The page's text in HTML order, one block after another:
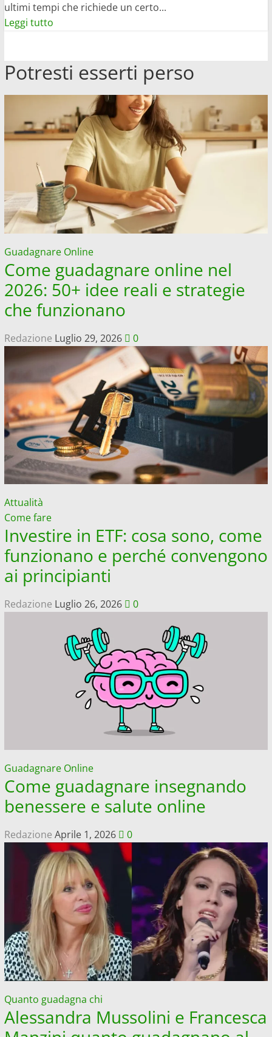
ultimi tempi che richiede un certo...
Leggi tuttoLeggi
su
Cosa
fare
per
diventare
nutrizionista:
sbocchi
lavorativi
Potresti esserti perso
Guadagnare Online
Come guadagnare online nel
2026: 50+ idee reali e strategie
che funzionano
Redazione Luglio 29, 2026 0
Attualità
Come fare
Investire in ETF: cosa sono, come
funzionano e perché convengono
ai principianti
Redazione Luglio 26, 2026 0
Guadagnare Online
Come guadagnare insegnando
benessere e salute online
Redazione Aprile 1, 2026 0
Quanto guadagna chi
Alessandra Mussolini e Francesca